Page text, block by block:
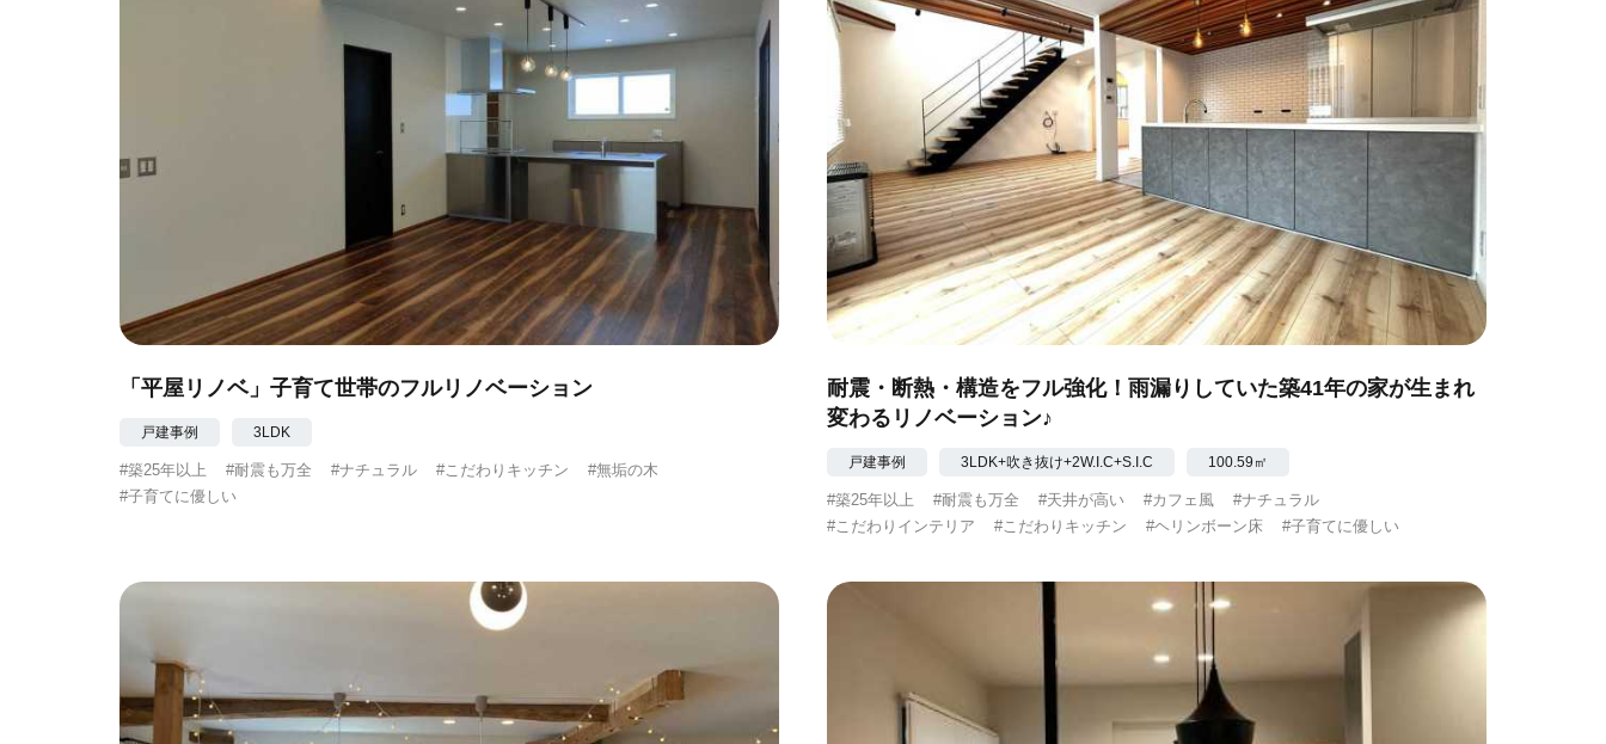
「平屋リノベ」子育て世帯のフルリノベーション
戸建事例 3LDK
#築25年以上 #耐震も万全 #ナチュラル #こだわりキッチン
#無垢の木
#子育てに優しい
耐震・断熱・構造をフル強化！雨漏りしていた築41年の家が生まれ
変わるリノベーション♪
戸建事例 3LDK+吹き抜け+2W.I.C+S.I.C 100.59㎡
#築25年以上 #耐震も万全 #天井が高い #カフェ風
#ナチュラル
#こだわりインテリア
#こだわりキッチン #ヘリンボーン床 #子育てに優しい